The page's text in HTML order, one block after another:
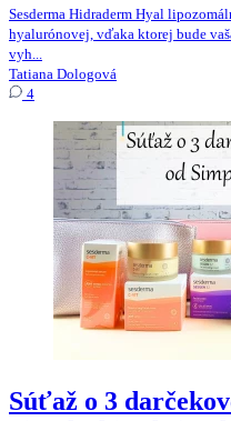
Sesderma Hidraderm Hyal
hyalurónovej, vďaka ktorej bude
vyh...
Tatiana Dologová
4
Súťaž o 3